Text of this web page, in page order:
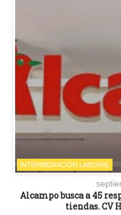
INTERMEDIACIÓN LABORAL
Alcampo busca a 45
tiendas. CV